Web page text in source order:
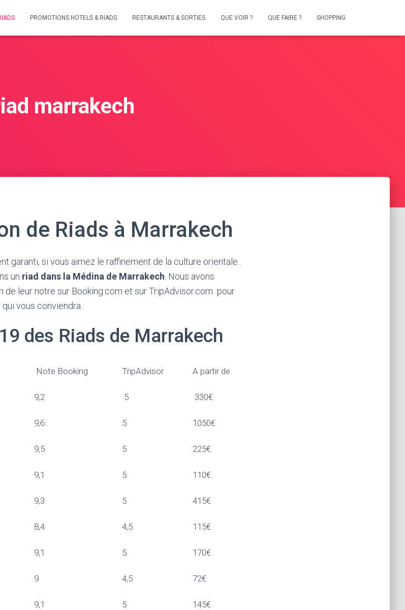
PROMOTIONS HOTELS & RIADS RESTAURANTS & SORTIES QUE VOIR ? QUE FAIRE ? SHOPPING
marrakech
de Riads à Marrakech
garanti, si vous aimez le raffinement de la culture orientale..
un riad dans la Médina de Marrakech . Nous avons
leur notre sur Booking.com et sur TripAdvisor.com pour
vous conviendra .
des Riads de Marrakech
Note Booking TripAdvisor A partir de
9,2 5 330€
9,6 5 1050€
9,5 5 225€
9,1 5 110€
9,3 5 415€
8,4 4,5 115€
9,1 5 170€
9 4,5 72€
9,1 5 145€